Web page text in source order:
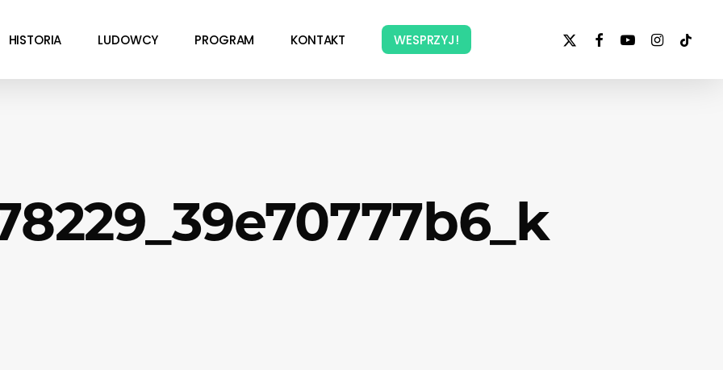
HISTORIA LUDOWCY PROGRAM KONTAKT WESPRZYJ!
x-
facebookyoutubeinstagram
tiktok